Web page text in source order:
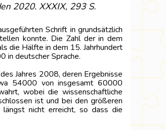
2020. XXXIX, 293 S.
Schrift in grundsätzlich
konnte. Die Zahl der in dem
die Hälfte in dem 15. Jahrhundert
in deutscher Sprache.
Jahres 2008, deren Ergebnisse
54000 von insgesamt 60000
wobei die wissenschaftliche
ist und bei den größeren
längst nicht erreicht, so dass die